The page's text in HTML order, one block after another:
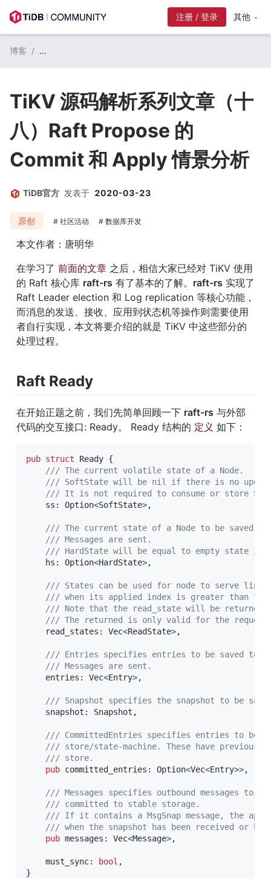
注册 / 登录 其他
博客 / ...
TiKV 源码解析系列文章（十
八）Raft Propose 的
Commit 和 Apply 情景分析
TiDB官方 发表于 2020-03-23
原创 社区活动 数据库开发
本文作者：唐明华
在学习了 前面的文章 之后，相信大家已经对 TiKV 使用
的 Raft 核心库 raft-rs 有了基本的了解。 raft-rs 实现了
Raft Leader election 和 Log replication 等核心功能，
而消息的发送、接收、应用到状态机等操作则需要使用
者自行实现，本文将要介绍的就是 TiKV 中这些部分的
处理过程。
Raft Ready
在开始正题之前，我们先简单回顾一下 raft-rs 与外部
代码的交互接口: Ready。 Ready 结构的 定义 如下：
pub struct Ready {
/// The current volatile state of a Node.
/// SoftState will be nil if there is no
/// It is not required to consume or store
    ss
: Option<SoftState>,
/// The current state of a Node to be saved to
/// Messages are sent.
/// HardState will be equal to empty state if
    hs
: Option<HardState>,
/// States can be used for node to serve
/// when its applied index is greater than the
/// Note that the read_state will be returned
/// The returned is only valid for the request
    read_states
: Vec<ReadState>,
/// Entries specifies entries to be saved to
/// Messages are sent.
    entries
: Vec<Entry>,
/// Snapshot specifies the snapshot to be
    snapshot
: Snapshot ,
/// CommittedEntries specifies entries to be
/// store/state-machine. These have previously
/// store.
pub committed_entries : Option<Vec<Entry>>,
/// Messages specifies outbound messages to
/// committed to stable storage.
/// If it contains a MsgSnap message, the
/// when the snapshot has been received or
pub messages : Vec<Message>,
    must_sync
: bool ,
}